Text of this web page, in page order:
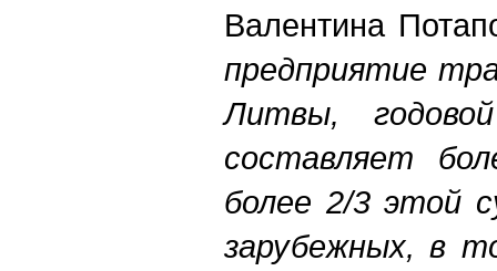
Валентина
предприятие
Литвы,
составляет
более 2/3 этой
зарубежных, в